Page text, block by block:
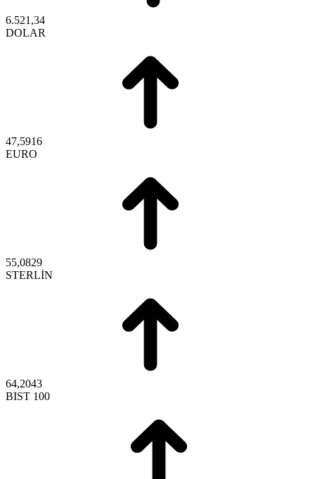
6.521,34
DOLAR
47,5916
EURO
55,0829
STERLİN
64,2043
BIST 100